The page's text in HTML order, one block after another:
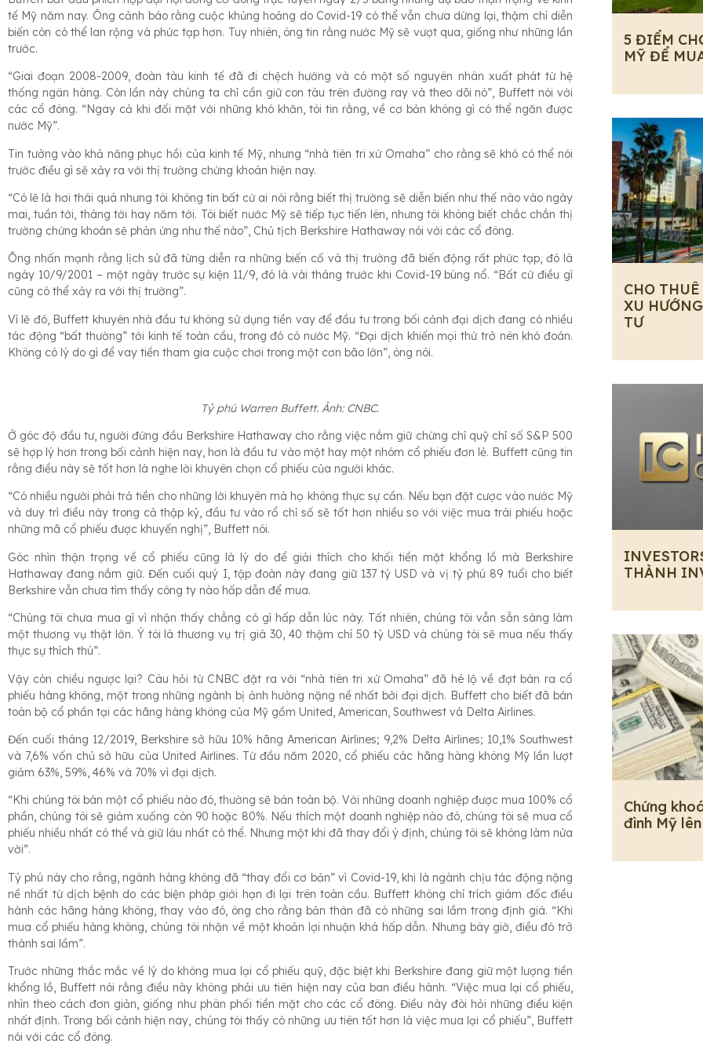
tế Mỹ năm nay. Ông cảnh báo rằng cuộc khủng hoảng do Covid-19 có thể vẫn chưa dừng lại, thậm chí diễn
biến còn có thể lan rộng và phức tạp hơn. Tuy nhiên, ông tin rằng nước Mỹ sẽ vượt qua, giống như những lần
trước.
“Giai đoạn 2008-2009, đoàn tàu kinh tế đã đi chệch hướng và có một số nguyên nhân xuất phát từ hệ
thống ngân hàng. Còn lần này chúng ta chỉ cần giữ con tàu trên đường ray và theo dõi nó”, Buffett nói với
các cổ đông. “Ngay cả khi đối mặt với những khó khăn, tôi tin rằng, về cơ bản không gì có thể ngăn được
nước Mỹ”.
Tin tưởng vào khả năng phục hồi của kinh tế Mỹ, nhưng “nhà tiên tri xứ Omaha” cho rằng sẽ khó có thể nói
trước điều gì sẽ xảy ra với thị trường chứng khoán hiện nay.
“Có lẽ là hơi thái quá nhưng tôi không tin bất cứ ai nói rằng biết thị trường sẽ diễn biến như thế nào vào ngày
mai, tuần tới, tháng tới hay năm tới. Tôi biết nước Mỹ sẽ tiếp tục tiến lên, nhưng tôi không biết chắc chắn thị
trường chứng khoán sẽ phản ứng như thế nào”, Chủ tịch Berkshire Hathaway nói với các cổ đông.
Ông nhấn mạnh rằng lịch sử đã từng diễn ra những biến cố và thị trường đã biến động rất phức tạp, đó là
ngày 10/9/2001 – một ngày trước sự kiện 11/9, đó là vài tháng trước khi Covid-19 bùng nổ. “Bất cứ điều gì
cũng có thể xảy ra với thị trường”.
Vì lẽ đó, Buffett khuyên nhà đầu tư không sử dụng tiền vay để đầu tư trong bối cảnh đại dịch đang có nhiều
tác động “bất thường” tới kinh tế toàn cầu, trong đó có nước Mỹ. “Đại dịch khiến mọi thứ trở nên khó đoán.
Không có lý do gì để vay tiền tham gia cuộc chơi trong một cơn bão lớn”, ông nói.
Tỷ phú Warren Buffett. Ảnh: CNBC.
Ở góc độ đầu tư, người đứng đầu Berkshire Hathaway cho rằng việc nắm giữ chứng chỉ quỹ chỉ số S&P 500
sẽ hợp lý hơn trong bối cảnh hiện nay, hơn là đầu tư vào một hay một nhóm cổ phiếu đơn lẻ. Buffett cũng tin
rằng điều này sẽ tốt hơn là nghe lời khuyên chọn cổ phiếu của người khác.
“Có nhiều người phải trả tiền cho những lời khuyên mà họ không thực sự cần. Nếu bạn đặt cược vào nước Mỹ
và duy trì điều này trong cả thập kỷ, đầu tư vào rổ chỉ số sẽ tốt hơn nhiều so với việc mua trái phiếu hoặc
những mã cổ phiếu được khuyến nghị”, Buffett nói.
Góc nhìn thận trọng về cổ phiếu cũng là lý do để giải thích cho khối tiền mặt khổng lồ mà Berkshire
Hathaway đang nắm giữ. Đến cuối quý I, tập đoàn này đang giữ 137 tỷ USD và vị tỷ phú 89 tuổi cho biết
Berkshire vẫn chưa tìm thấy công ty nào hấp dẫn để mua.
“Chúng tôi chưa mua gì vì nhận thấy chẳng có gì hấp dẫn lúc này. Tất nhiên, chúng tôi vẫn sẵn sàng làm
một thương vụ thật lớn. Ý tôi là thương vụ trị giá 30, 40 thậm chí 50 tỷ USD và chúng tôi sẽ mua nếu thấy
thực sự thích thú”.
Vậy còn chiều ngược lại? Câu hỏi từ CNBC đặt ra với “nhà tiên tri xứ Omaha” đã hé lộ về đợt bán ra cổ
phiếu hàng không, một trong những ngành bị ảnh hưởng nặng nề nhất bởi đại dịch. Buffett cho biết đã bán
toàn bộ cổ phần tại các hãng hàng không của Mỹ gồm United, American, Southwest và Delta Airlines.
Đến cuối tháng 12/2019, Berkshire sở hữu 10% hãng American Airlines; 9,2% Delta Airlines; 10,1% Southwest
và 7,6% vốn chủ sở hữu của United Airlines. Từ đầu năm 2020, cổ phiếu các hãng hàng không Mỹ lần lượt
giảm 63%, 59%, 46% và 70% vì đại dịch.
“Khi chúng tôi bán một cổ phiếu nào đó, thường sẽ bán toàn bộ. Với những doanh nghiệp được mua 100% cổ
phần, chúng tôi sẽ giảm xuống còn 90 hoặc 80%. Nếu thích một doanh nghiệp nào đó, chúng tôi sẽ mua cổ
phiếu nhiều nhất có thể và giữ lâu nhất có thể. Nhưng một khi đã thay đổi ý định, chúng tôi sẽ không làm nửa
vời”.
Tỷ phú này cho rằng, ngành hàng không đã “thay đổi cơ bản” vì Covid-19, khi là ngành chịu tác động nặng
nề nhất từ dịch bệnh do các biện pháp giới hạn đi lại trên toàn cầu. Buffett không chỉ trích giám đốc điều
hành các hãng hàng không, thay vào đó, ông cho rằng bản thân đã có những sai lầm trong định giá. “Khi
mua cổ phiếu hàng không, chúng tôi nhận về một khoản lợi nhuận khá hấp dẫn. Nhưng bây giờ, điều đó trở
thành sai lầm”.
Trước những thắc mắc về lý do không mua lại cổ phiếu quỹ, đặc biệt khi Berkshire đang giữ một lượng tiền
khổng lồ, Buffett nói rằng điều này không phải ưu tiên hiện nay của ban điều hành. “Việc mua lại cổ phiếu,
nhìn theo cách đơn giản, giống như phân phối tiền mặt cho các cổ đông. Điều này đòi hỏi những điều kiện
nhất định. Trong bối cảnh hiện nay, chúng tôi thấy có những ưu tiên tốt hơn là việc mua lại cổ phiếu”, Buffett
nói với các cổ đông.
5 ĐIỂM
MỸ ĐỂ
CHO
XU
TƯ
THÀNH
Chứng
đình Mỹ